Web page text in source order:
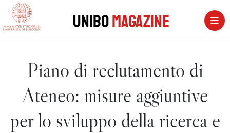
vai al contenuto della pagina
UniboMagazine
Piano di reclutamento di
Ateneo: misure aggiuntive
per lo sviluppo della ricerca e